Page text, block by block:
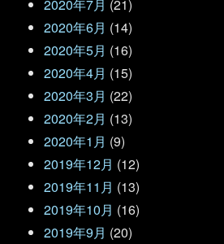
2020年7月 (21)
2020年6月 (14)
2020年5月 (16)
2020年4月 (15)
2020年3月 (22)
2020年2月 (13)
2020年1月 (9)
2019年12月 (12)
2019年11月 (13)
2019年10月 (16)
2019年9月 (20)